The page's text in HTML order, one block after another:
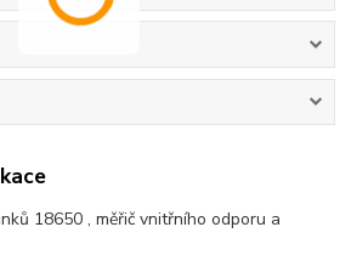
18650 , měřič vnitřního odporu a